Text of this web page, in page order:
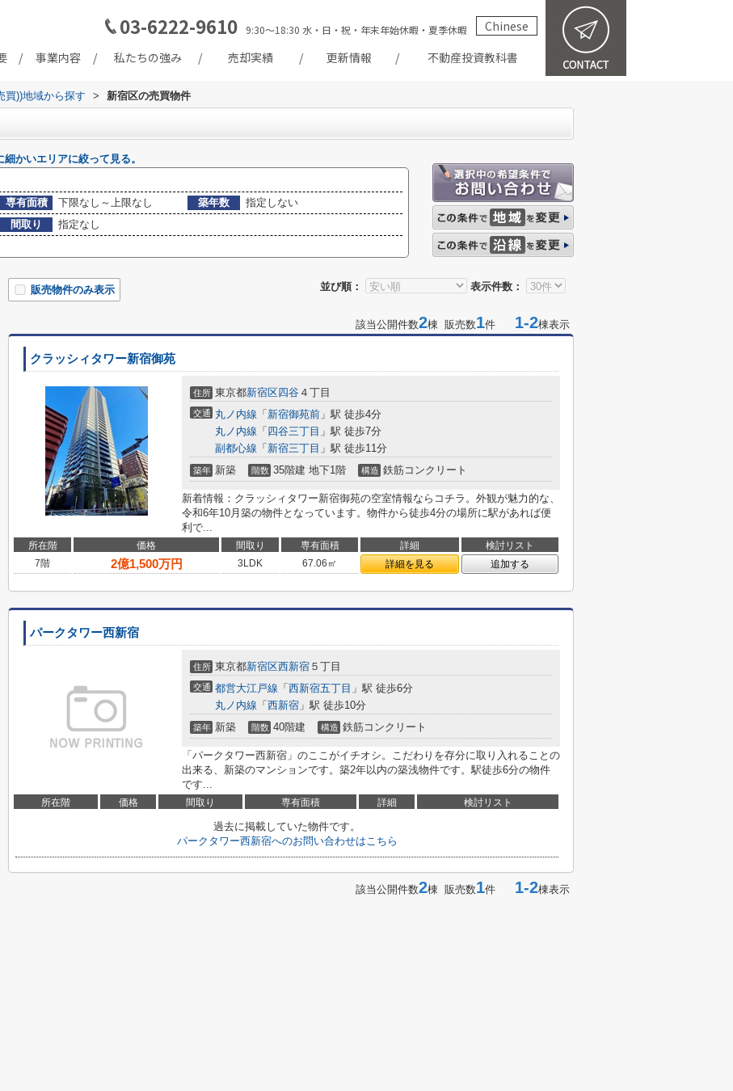
03-6222-9610 9:30～18:30 水・日・祝・年末年始休暇・夏季休暇
Chinese
事業内容 私たちの強み 売却実績 更新情報 不動産投資教科書
買))地域から探す > 新宿区の売買物件
かいエリアに絞って見る。
専有面積 下限なし～上限なし 築年数
指定しない
間取り
指定なし
並び順： 表示件数：
販売物件のみ表示
該当公開件数2棟 販売数1件 1-2棟表示
クラッシィタワー新宿御苑
住所 東京都新宿区四谷 ４丁目
交通 丸ノ内線 「 新宿御苑前 」駅 徒歩4分
丸ノ内線 「 四谷三丁目 」駅 徒歩7分
副都心線 「 新宿三丁目 」駅 徒歩11分
築年 新築 階数 35階建 地下1階 構造 鉄筋コンクリート
新着情報：クラッシィタワー新宿御苑の空室情報ならコチラ。外観が魅力的な、
令和6年10月築の物件となっています。物件から徒歩4分の場所に駅があれば便
利で...
所在階 価格 間取り 専有面積 詳細
検討リスト
7階
2億1,500万円 3LDK 67.06㎡ 詳細を見る 追加する
パークタワー西新宿
住所 東京都新宿区西新宿 ５丁目
交通 都営大江戸線 「 西新宿五丁目 」駅 徒歩6分
丸ノ内線 「 西新宿 」駅 徒歩10分
築年 新築 階数 40階建 構造 鉄筋コンクリート
「パークタワー西新宿」のここがイチオシ。こだわりを存分に取り入れることの
出来る、新築のマンションです。築2年以内の築浅物件です。駅徒歩6分の物件
です...
所在階 価格 間取り 専有面積 詳細 検討リスト
過去に掲載していた物件です。
パークタワー西新宿へのお問い合わせはこちら
該当公開件数2棟 販売数1件 1-2棟表示